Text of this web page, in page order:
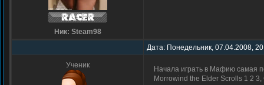
Ник: Steam98
Дата: Понедельник, 07.04.2008,
Ученик
Начала играть в Мафию самая
Morrowind the Elder Scrolls 1 2